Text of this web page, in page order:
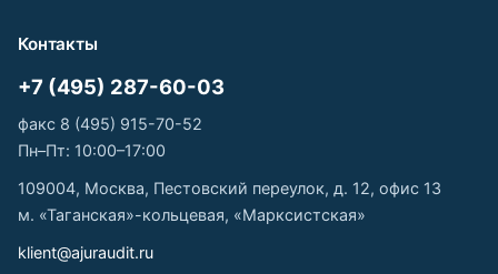
Контакты
+7 (495) 287-60-03
факс 8 (495) 915-70-52
Пн–Пт: 10:00–17:00
109004, Москва, Пестовский переулок, д. 12, офис 13
м. «Таганская»-кольцевая, «Марксистская»
klient@ajuraudit.ru